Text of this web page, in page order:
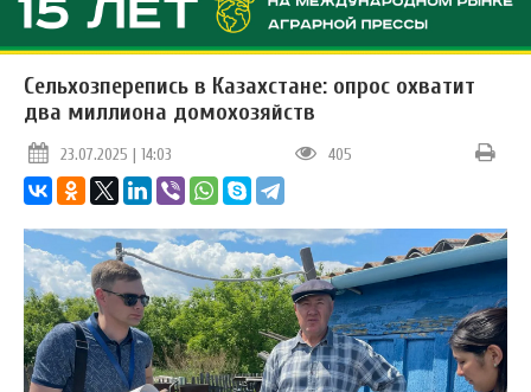
Сельхозперепись в Казахстане: опрос охватит
два миллиона домохозяйств
23.07.2025 | 14:03 405